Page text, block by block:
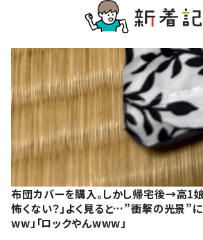
布団カバーを購入。しかし帰宅後→高1
怖くない？」よく見ると…”衝撃の光景”に
ww」「ロックやんwww」